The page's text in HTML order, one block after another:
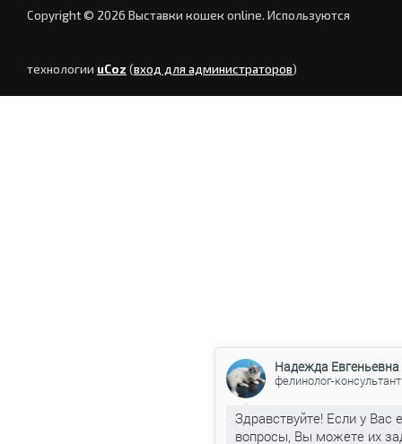
Copyright © 2026 Выставки кошек online. Используются
технологии uCoz (вход для администраторов)
Надежда Евгеньевна
фелинолог-консультант
Здравствуйте! Если у Вас
вопросы, Вы можете их